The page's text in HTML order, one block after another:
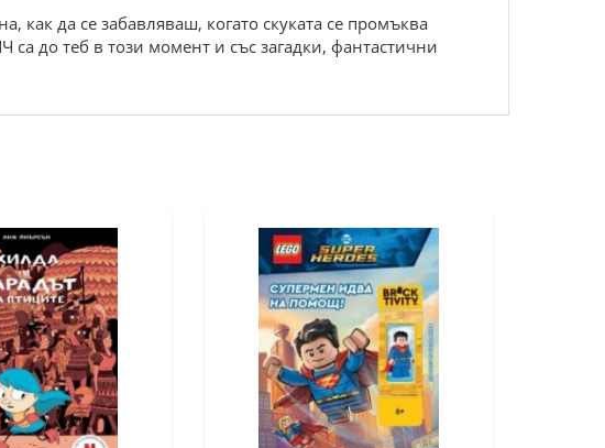
да се забавляваш, когато скуката се промъква
до теб в този момент и със загадки, фантастични